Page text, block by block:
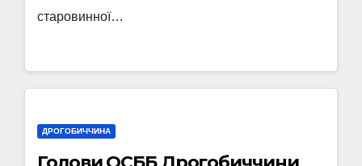
старовинної…
ДРОГОБИЧЧИНА